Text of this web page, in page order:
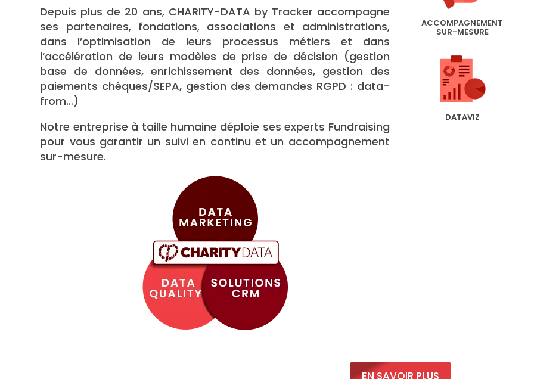
Depuis plus de 20 ans, CHARITY-DATA by Tracker accompagne
ses partenaires, fondations, associations et administrations,
dans l’optimisation de leurs processus métiers et dans
l’accélération de leurs modèles de prise de décision (gestion
base de données, enrichissement des données, gestion des
paiements chèques/SEPA, gestion des demandes RGPD : data-
from…)
Notre entreprise à taille humaine déploie ses experts Fundraising
pour vous garantir un suivi en continu et un accompagnement
sur-mesure.
ACCOMPAGNEMENT
SUR-MESURE
DATAVIZ